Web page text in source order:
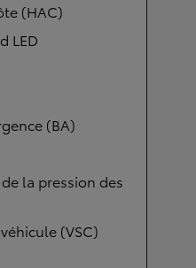
(HAC)
LED
(BA)
la pression des
(VSC)